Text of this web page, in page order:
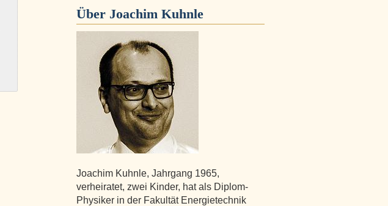
Über Joachim Kuhnle
Joachim Kuhnle, Jahrgang 1965,
verheiratet, zwei Kinder, hat als Diplom-
Physiker in der Fakultät Energietechnik